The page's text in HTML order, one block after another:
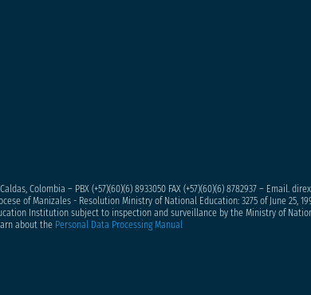
Colombia – PBX (+57)(60)(6) 8933050FAX (+57)(60)(6) 8782937 – Email.
of Manizales - Resolution Ministry of National Education: 3275 of June 25,
Institution subject to inspection and surveillance by the Ministry of
about the Personal Data Processing Manual